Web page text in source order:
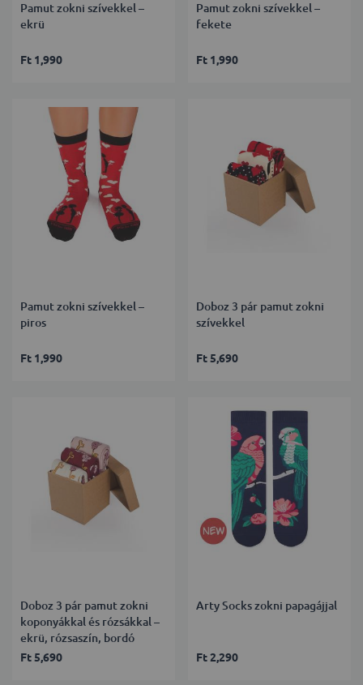
Pamut zokni szívekkel –
ekrü
Ft 1,990
Pamut zokni szívekkel –
fekete
Ft 1,990
Pamut zokni szívekkel –
piros
Ft 1,990
Doboz 3 pár pamut zokni
szívekkel
Ft 5,690
Doboz 3 pár pamut zokni
koponyákkal és rózsákkal –
ekrü, rózsaszín, bordó
Ft 5,690
Arty Socks zokni papagájjal
Ft 2,290